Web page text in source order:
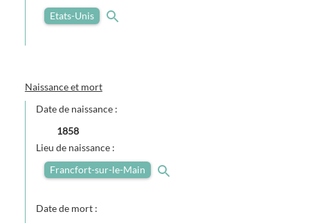
Etats-Unis
Naissance et mort
Date de naissance :
1858
Lieu de naissance :
Francfort-sur-le-Main
Date de mort :